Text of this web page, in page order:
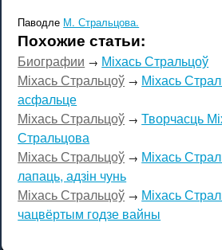
Паводле М. Стральцова.
Похожие статьи:
Биографии → Міхась Стральцоў
Міхась Стральцоў → Міхась
асфальце
Міхась Стральцоў →Творчасць
Стральцова
Міхась Стральцоў → Міхась
лапаць, адзін чунь
Міхась Стральцоў → Міхась
чацвёртым годзе вайны